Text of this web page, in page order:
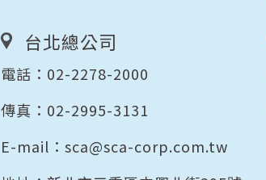
台北總公司
電話： 02-2278-2000
傳真：02-2995-3131
E-mail： sca@sca-corp.com.tw